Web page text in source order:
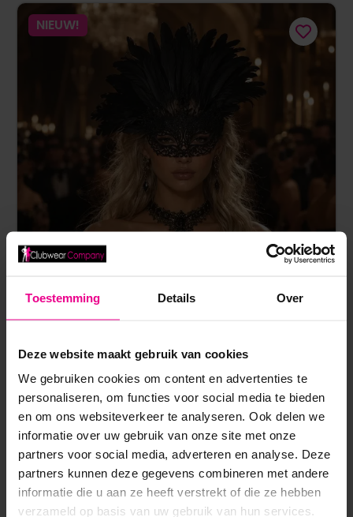
Toestemming Details Over
Deze website maakt gebruik van cookies
We gebruiken cookies om content en advertenties te
personaliseren, om functies voor social media te bieden
en om ons websiteverkeer te analyseren. Ook delen we
informatie over uw gebruik van onze site met onze
partners voor social media, adverteren en analyse. Deze
partners kunnen deze gegevens combineren met andere
informatie die u aan ze heeft verstrekt of die ze hebben
verzameld op basis van uw gebruik van hun services.
NIEUW!
LUXE FEESTMASKER MET VEREN TOOI – CAPE
Op voorraad
€ 16,95